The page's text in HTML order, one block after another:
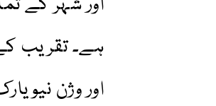
ہے۔ تقریب
اور وژن